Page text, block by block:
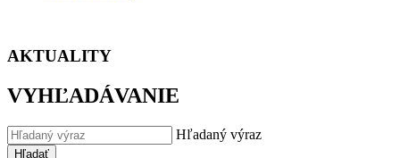
AKTUALITY
VYHĽADÁVANIE
Hľadaný výraz
Hľadať